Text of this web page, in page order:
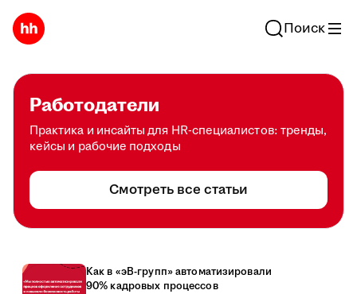
Поиск
Работодатели
Практика и инсайты для HR-специалистов: тренды,
кейсы и рабочие подходы
Смотреть все статьи
Как в «эВ-групп» автоматизировали
90% кадровых процессов